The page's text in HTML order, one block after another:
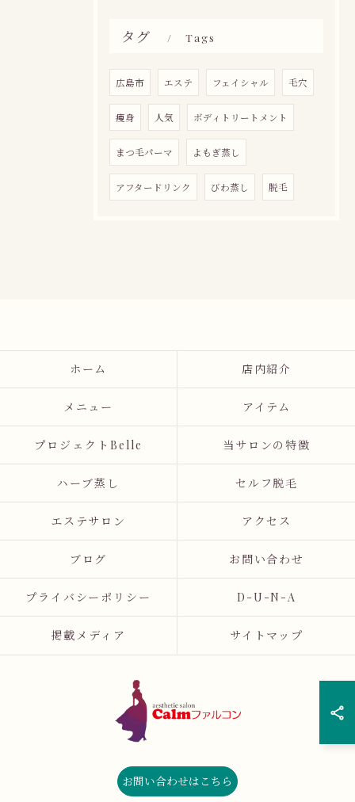
タグ Tags
広島市 エステ フェイシャル 毛穴
痩身 人気 ボディトリートメント
まつ毛パーマ よもぎ蒸し
アフタードリンク びわ蒸し 脱毛
お問い合わせはこちら
ホーム 店内紹介
メニュー アイテム
プロジェクトBelle 当サロンの特徴
ハーブ蒸し セルフ脱毛
エステサロン アクセス
ブログ お問い合わせ
プライバシーポリシー D-U-N-A
掲載メディア サイトマップ
© 2026 広島県広島市のエステならCalmファルコン ALL RIGHTS RESERVED.